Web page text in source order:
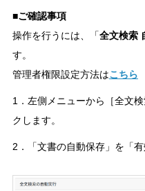
■ご確認事項
操作を行うには、「全文検索
す。
管理者権限設定方法はこちら
1．左側メニューから［全文
クします。
2．「文書の自動保存」を「有